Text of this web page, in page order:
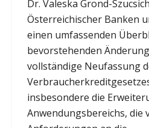
Dr. Valeska Grond-
Österreichischer Banken
einen umfassenden
bevorstehenden
vollständige Neufassung
insbesondere die
Anwendungsbereichs, die